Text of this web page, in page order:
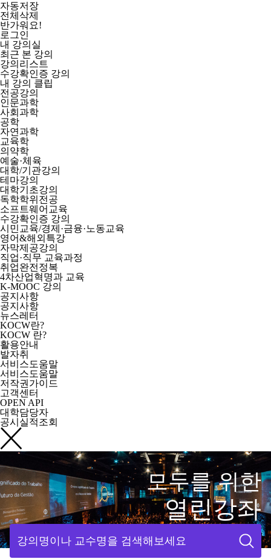
자동저장
전체삭제
반가워요!
로그인
내 강의실
최근 본 강의
강의리스트
수강확인증 강의
내 강의 클립
전공강의
인문과학
사회과학
공학
자연과학
교육학
의약학
예술·체육
대학/기관강의
테마강의
대학기초강의
독학학위전공
소프트웨어교육
수강확인증 강의
시민교육/경제·금융·노동교육
영어&해외특강
자막제공강의
직업·직무 교육과정
취업완전정복
4차산업혁명과 교육
K-MOOC 강의
공지사항
공지사항
뉴스레터
KOCW란?
KOCW 란?
활용안내
발자취
서비스도움말
서비스도움말
저작권가이드
고객센터
OPEN API
대학담당자
공시실적조회
모두를 위한
열린강좌
강의명이나 교수명을 검색해보세요